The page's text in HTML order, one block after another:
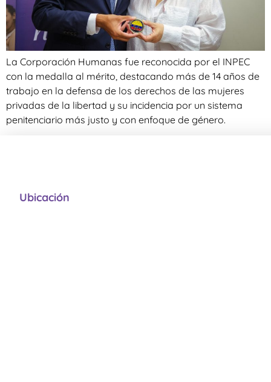
La Corporación Humanas fue reconocida por el INPEC
con la medalla al mérito, destacando más de 14 años de
trabajo en la defensa de los derechos de las mujeres
privadas de la libertad y su incidencia por un sistema
penitenciario más justo y con enfoque de género.
Ubicación